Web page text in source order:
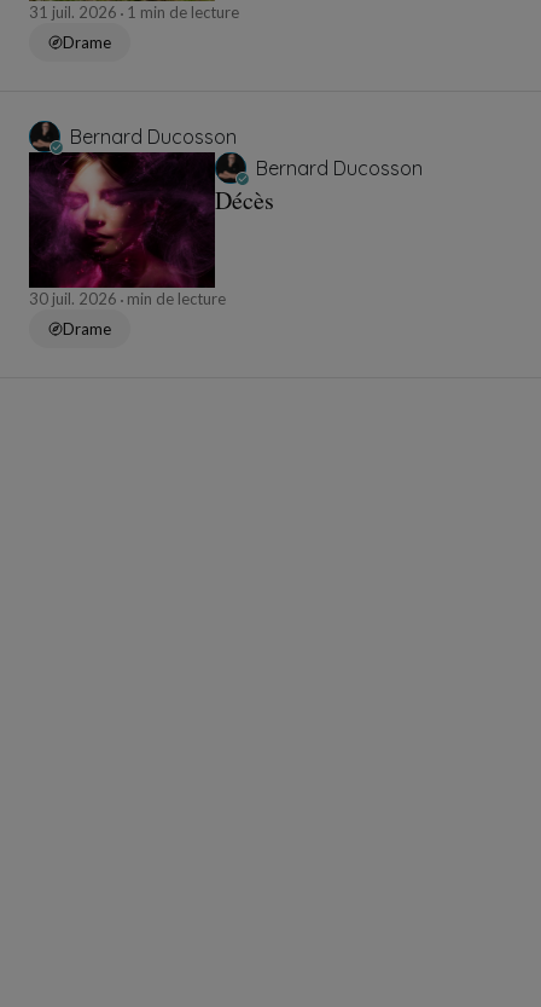
31 juil. 2026
1 min de lecture
Drame
Bernard Ducosson
Bernard Ducosson
Décès
30 juil. 2026
min de lecture
Drame